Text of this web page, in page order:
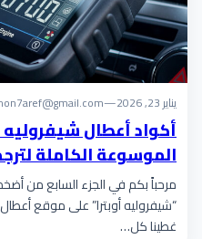
يناير 23, 2026 —
أكواد أعطال شيفروليه
ولمبة Hold
مرحباً بكم في الجزء السابع من
“شيفروليه أوبترا” على موقع
غطينا كل…